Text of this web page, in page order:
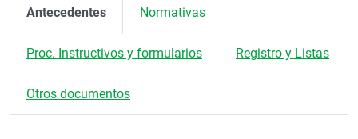
Antecedentes Normativas
Proc. Instructivos y formularios Registro y Listas
Otros documentos